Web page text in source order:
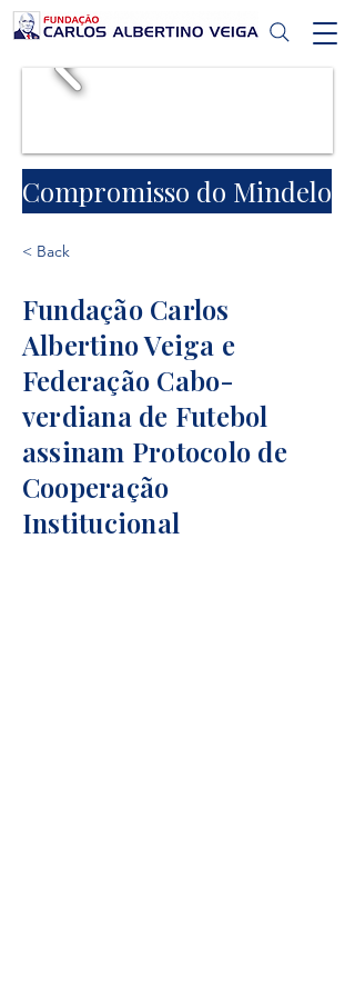
Compromisso do Mindelo
< Back
Fundação Carlos
Albertino Veiga e
Federação Cabo-
verdiana de Futebol
assinam Protocolo de
Cooperação
Institucional